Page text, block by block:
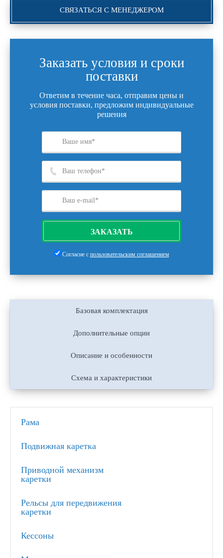
СВЯЗАТЬСЯ С МЕНЕДЖЕРОМ
Заказать условия и сроки
поставки
Ответим в течение часа, отправим цены и
условия поставки, предложим индивидуальные
решения
ЗАКАЗАТЬ
Согласие с пользовательским соглашением
Базовая комплектация
Дополнительные опции
Описание и особенности
Схема и характеристики
Рама
Подвижная каретка
Приводной механизм
каретки
Рельсы для передвижения
каретки
Кессоны